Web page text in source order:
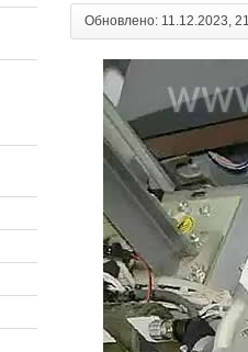
Обновлено: 11.12.2023,